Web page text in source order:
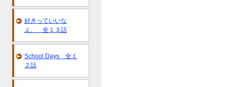
好きっていいな
よ。 全１３話
School Days 全１
２話